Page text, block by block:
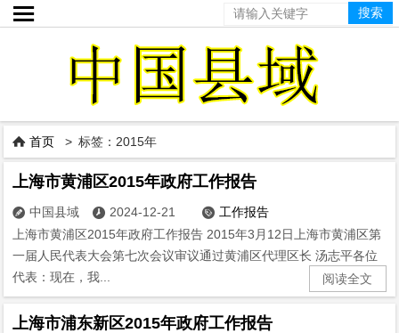

 首页 > 标签：2015年
上海市黄浦区2015年政府工作报告
 中国县域  2024-12-21  工作报告
上海市黄浦区2015年政府工作报告 2015年3月12日上海市黄浦区第
一届人民代表大会第七次会议审议通过黄浦区代理区长 汤志平各位
代表：现在，我...
阅读全文
上海市浦东新区2015年政府工作报告